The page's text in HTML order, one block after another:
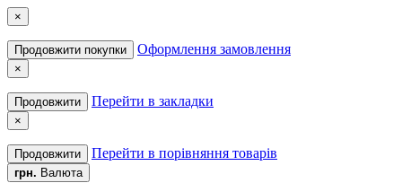
×
Продовжити покупки Оформлення замовлення
×
Продовжити Перейти в закладки
×
Продовжити Перейти в порівняння товарів
грн. Валюта